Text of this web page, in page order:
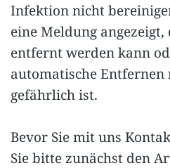
Infektion nicht
eine Meldung
entfernt werden kann
automatische Entfernen
gefährlich ist.
Bevor Sie mit uns
Sie bitte zunächst den